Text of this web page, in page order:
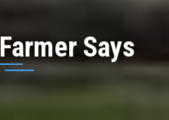
Farmer Says